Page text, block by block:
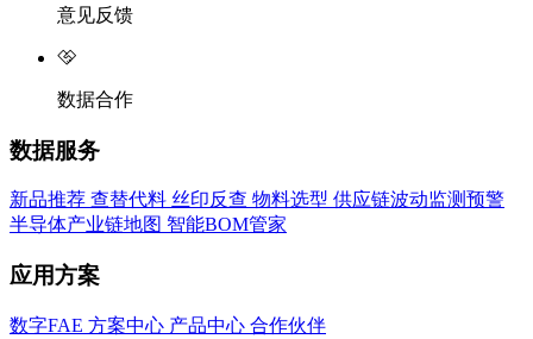
意见反馈
数据合作
数据服务
新品推荐 查替代料 丝印反查 物料选型 供应链波动监测预警
半导体产业链地图 智能BOM管家
应用方案
数字FAE 方案中心 产品中心 合作伙伴